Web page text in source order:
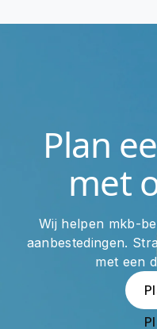
Plan
met
Wij helpen mkb-
aanbestedingen.
met een